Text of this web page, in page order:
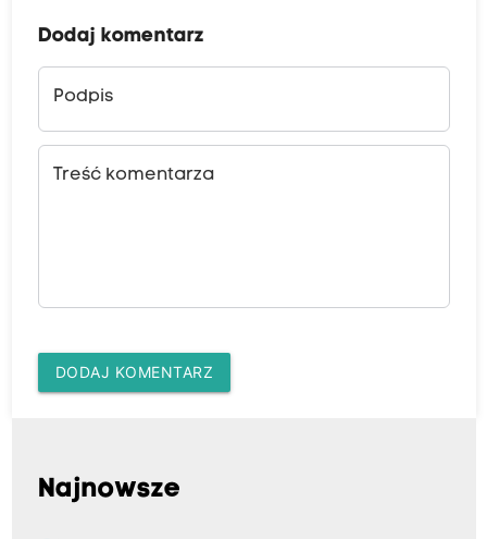
Dodaj komentarz
Podpis
Treść komentarza
DODAJ KOMENTARZ
Najnowsze